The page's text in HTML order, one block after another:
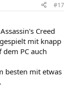
#17
Creed
mit knapp
PC auch
besten mit etwas